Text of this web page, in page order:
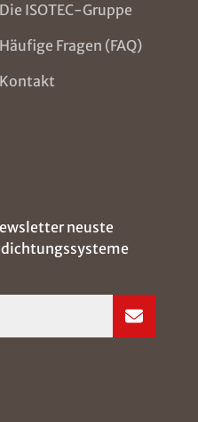
Die ISOTEC-Gruppe
Häufige Fragen (FAQ)
Kontakt
neuste